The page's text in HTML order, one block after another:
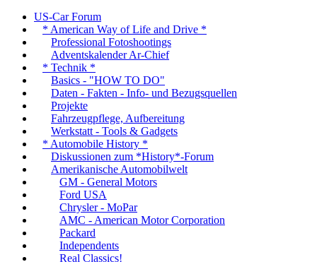
US-Car Forum
* American Way of Life and Drive *
Professional Fotoshootings
Adventskalender Ar-Chief
* Technik *
Basics - "HOW TO DO"
Daten - Fakten - Info- und Bezugsquellen
Projekte
Fahrzeugpflege, Aufbereitung
Werkstatt - Tools & Gadgets
* Automobile History *
Diskussionen zum *History*-Forum
Amerikanische Automobilwelt
GM - General Motors
Ford USA
Chrysler - MoPar
AMC - American Motor Corporation
Packard
Independents
Real Classics!